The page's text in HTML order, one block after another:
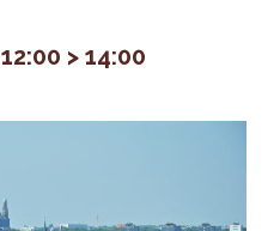
12:00 > 14:00